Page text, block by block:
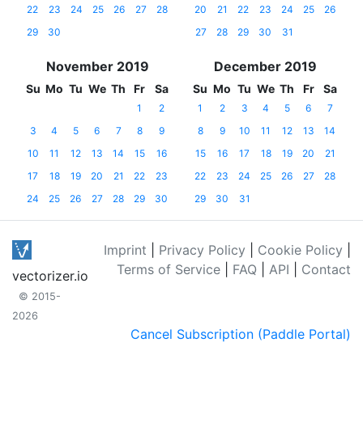
22
23 24 25 26 27
28
29
30
20
21 22 23 24 25
26
27
28 29 30 31
November 2019
Su Mo Tu We Th Fr Sa
1
2
3
4 5 6 7 8
9
10
11 12 13 14 15
16
17
18 19 20 21 22
23
24
25 26 27 28 29 30
December 2019
Su Mo Tu We Th Fr Sa
1 2 3 4 5 6
7
8
9 10 11 12 13
14
15
16 17 18 19 20
21
22
23 24 25 26 27
28
29
30 31
vectorizer.io
© 2015-
2026
Imprint Privacy Policy Cookie Policy
Terms of Service
FAQ API Contact
Cancel Subscription (Paddle Portal)